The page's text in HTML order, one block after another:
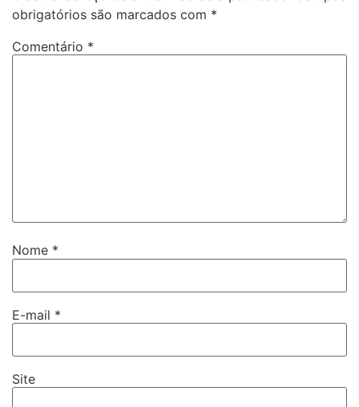
obrigatórios são marcados com *
Comentário *
Nome *
E-mail *
Site